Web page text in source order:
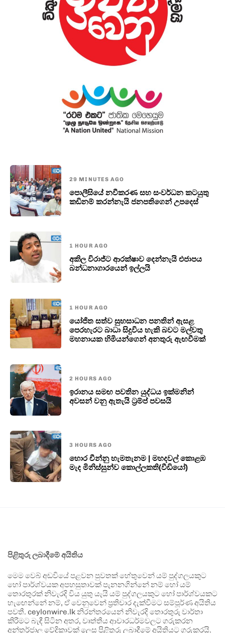
29 MINUTES AGO
පොලීසියේ නවීකරණ සහ සංවර්ධන කටයුතු
කඩිනම් කරන්නැයි ජනපතිගෙන් උපදෙස්
1 HOUR AGO
අකිල විරාජ්ට ආරක්ෂාව දෙන්නැයි එජාපය
බන්ධනාගාරයෙන් ඉල්ලයි
1 HOUR AGO
යෝජිත සත්ව සුභසාධන පනතින් ඇසළ
පෙරහැරට බාධා සිදුවිය හැකි බවට මල්වතු
මහනායක හිමියන්ගෙන් අනතුරු ඇඟවීමක්
2 HOURS AGO
ඉරානය සමඟ පවතින යුද්ධය ඉක්මනින්
අවසන් වනු ඇතැයි ට්‍රම්ප් පවසයි
3 HOURS AGO
හොර චීන්නු හැමතැනම | මහදවල් කොළඹ
මැද මිනිස්සුන්ව කොල්ලකති(වීඩියෝ)
පිළිතුරු ලබාදීමේ අයිතිය
මෙම වෙබ් අඩවියේ පළවන පුවතක් හේතුවෙන් යම් පුද්ගලයකුට
හෝ පාර්ශ්වයක අපහසුතාවක් පැනනගින්නේ නම් හෝ යම්
තොරතුරක් නිවැරදි විය යුතු යැයි යම් පුද්ගලයකුට හෝ පාර්ශ්වයකට
හැඟෙන්නේ නම්, ඒ වෙනුවෙන් ප්‍රතිචාර දැක්වීමට සම්පූර්ණ අයිතිය
පවතී. ceylonwire.lk නිරන්තරයෙන් නිවැරදි තොරතුරු වාර්තා
කිරීමට බැඳී සිටින අතර, වෘත්තීය ආචාරධර්මවලට ගරුකරන
අන්තර්ජාල වේදිකාවක් ලෙස පිළිතුරු ලබාදීමේ අයිතියට ගරුකරයි.